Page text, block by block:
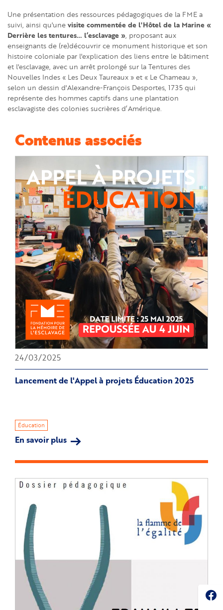
Une présentation des ressources pédagogiques de la FME a
suivi, ainsi qu'une visite commentée de l'Hôtel de la Marine «
Derrière les tentures… l’esclavage », proposant aux
enseignants de (re)découvrir ce monument historique et son
histoire coloniale par l'explication des liens entre le bâtiment
et l'esclavage, avec un arrêt prolongé sur la Tentures des
Nouvelles Indes « Les Deux Taureaux » et « Le Chameau »,
selon un dessin d'Alexandre-François Desportes, 1735 qui
représente des hommes captifs dans une plantation
esclavagiste des colonies sucrières d’Amérique.
Contenus associés
Lancement de l'Appel à projets Éducation 2025
Éducation
24/03/2025
En savoir plus sur
de
l'Appel
à
Éducation